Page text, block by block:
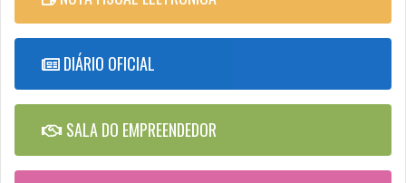
DIÁRIO OFICIAL
SALA DO EMPREENDEDOR